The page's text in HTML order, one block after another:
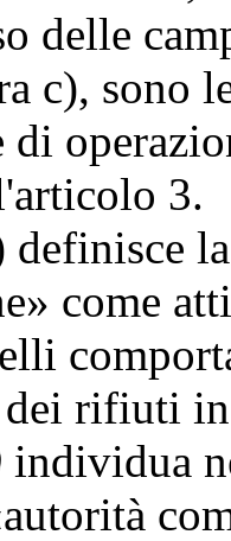
delle
c), sono
di
3.
definisce
come
rifiuti
individua